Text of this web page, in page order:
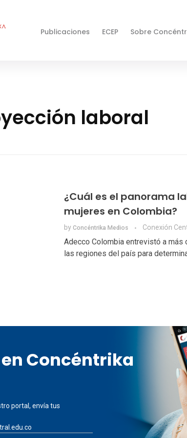
Publicaciones ECEP Sobre
laboral
¿Cuál es el panorama
mujeres en Colombia?
by Concéntrika Medios Conexión
Adecco Colombia entrevistó a más
las regiones del país para
Concéntrika
portal, envía tus